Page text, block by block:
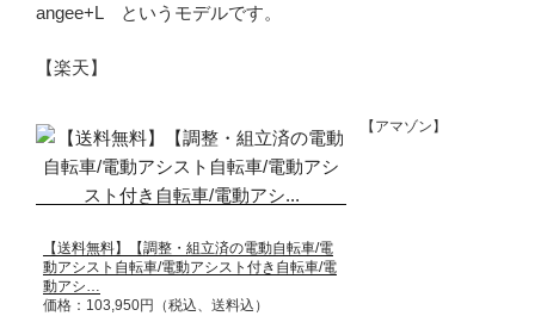
angee+L というモデルです。
【楽天】
【送料無料】【調整・組立済の電動自転車/電
動アシスト自転車/電動アシスト付き自転車/電
動アシ…
価格：103,950円（税込、送料込）
【アマゾン】